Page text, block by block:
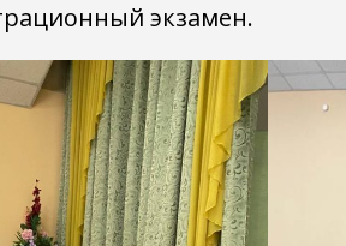
экзамен.